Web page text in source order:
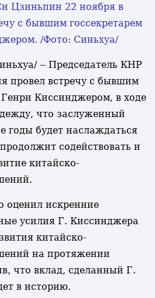
Цзиньпин 22 ноября в
с бывшим госсекретарем
/Фото: Синьхуа/
-- Председатель КНР
провел встречу с бывшим
Киссинджером, в ходе
что заслуженный
годы будет наслаждаться
содействовать и
китайско-
оценил искренние
усилия Г. Киссинджера
китайско-
на протяжении
что вклад, сделанный Г.
в историю.